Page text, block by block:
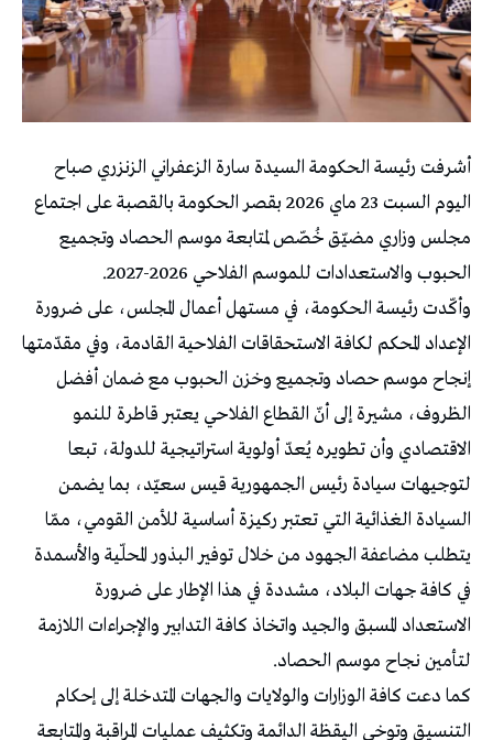
أشرفت رئيسة الحكومة السيدة سارة الزعفراني الزنزري صباح
اليوم السبت 23 ماي 2026 بقصر الحكومة بالقصبة على اجتماع
مجلس وزاري مضيّق خُصّص لمتابعة موسم الحصاد وتجميع
الحبوب والاستعدادات للموسم الفلاحي 2026-2027.
وأكّدت رئيسة الحكومة، في مستهل أعمال المجلس، على ضرورة
الإعداد المحكم لكافة الاستحقاقات الفلاحية القادمة، وفي مقدّمتها
إنجاح موسم حصاد وتجميع وخزن الحبوب مع ضمان أفضل
الظروف، مشيرة إلى أنّ القطاع الفلاحي يعتبر قاطرة للنمو
الاقتصادي وأن تطويره يُعدّ أولوية استراتيجية للدولة، تبعا
لتوجيهات سيادة رئيس الجمهورية قيس سعيّد، بما يضمن
السيادة الغذائية التي تعتبر ركيزة أساسية للأمن القومي، ممّا
يتطلب مضاعفة الجهود من خلال توفير البذور المحلّية والأسمدة
في كافة جهات البلاد، مشددة في هذا الإطار على ضرورة
الاستعداد المسبق والجيد واتخاذ كافة التدابير والإجراءات اللازمة
لتأمين نجاح موسم الحصاد.
كما دعت كافة الوزارات والولايات والجهات المتدخلة إلى إحكام
التنسيق وتوخي اليقظة الدائمة وتكثيف عمليات المراقبة والمتابعة